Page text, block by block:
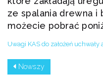
ze spalania drewna i
możecie pobrać
Uwagi KAS do założeń
Nowszy